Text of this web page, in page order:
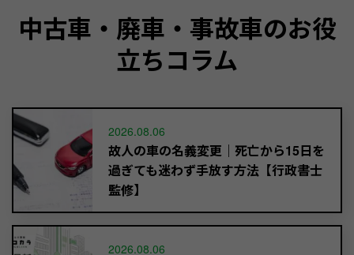
中古車・廃車・事故車のお役
立ちコラム
2026.08.06
故人の車の名義変更｜死亡から15日を
過ぎても迷わず手放す方法【行政書士
監修】
2026.08.06